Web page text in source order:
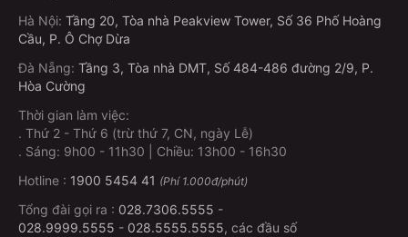
Hà Nội: Tầng 20, Tòa nhà Peakview Tower, Số 36 Phố Hoàng
Cầu, P. Ô Chợ Dừa
Đà Nẵng: Tầng 3, Tòa nhà DMT, Số 484-486 đường 2/9, P.
Hòa Cường
Thời gian làm việc:
. Thứ 2 - Thứ 6 (trừ thứ 7, CN, ngày Lễ)
. Sáng: 9h00 - 11h30 | Chiều: 13h00 - 16h30
Hotline : 1900 5454 41 (Phí 1.000đ/phút)
Tổng đài gọi ra : 028.7306.5555 -
028.9999.5555 - 028.5555.5555, các đầu số